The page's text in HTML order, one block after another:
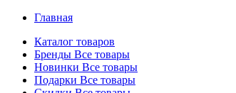
Главная
Каталог товаров
Бренды Все товары
Новинки Все товары
Подарки Все товары